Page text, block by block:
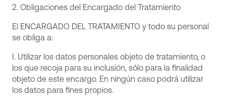
2. Obligaciones del Encargado del Tratamiento
El ENCARGADO DEL TRATAMIENTO y todo su personal
se obliga a:
I. Utilizar los datos personales objeto de tratamiento, o
los que recoja para su inclusión, sólo para la finalidad
objeto de este encargo. En ningún caso podrá utilizar
los datos para fines propios.